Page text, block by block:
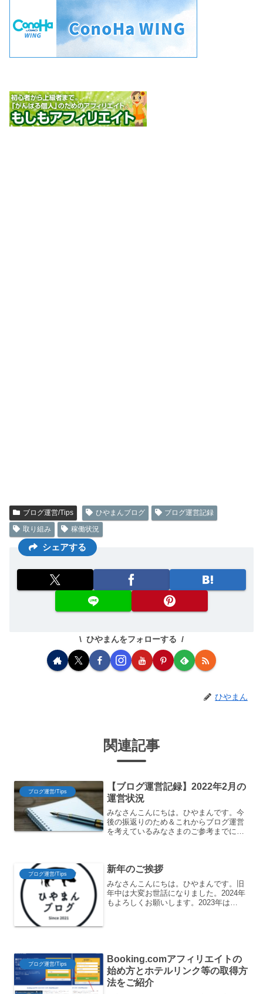
ブログ運営/Tips ひやまんブログ
ブログ運営記録
取り組み
稼働状況
シェアする
ひやまんをフォローする
ひやまん
関連記事
ブログ運営/Tips
【ブログ運営記録】2022年2月の
運営状況
みなさんこんにちは。ひやまんです。今
後の振返りのため＆これからブログ運営
を考えているみなさまのご参考までに、
WINGパッ...
ブログ運営/Tips 新年のご挨拶
みなさんこんにちは。ひやまんです。旧
年中は大変お世話になりました。2024年
もよろしくお願いします。2023年は
ブログ運営/Tips
Booking.comアフィリエイトの
始め方とホテルリンク等の取得方
法をご紹介